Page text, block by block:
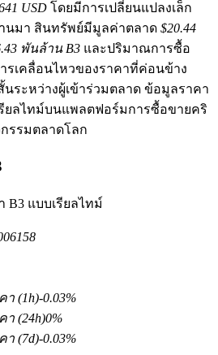
ล
กซ์ โลหะมีค่า และสินค้าโภคภัณฑ์
USD โดยมีการเปลี่ยนแปลงเล็ก
นมา สินทรัพย์มีมูลค่าตลาด $20.44
พันล้าน B3 และปริมาณการซื้อ
รเคลื่อนไหวของราคาที่ค่อนข้าง
นระหว่างผู้เข้าร่วมตลาด ข้อมูลราคา
รียลไทม์บนแพลตฟอร์มการซื้อขายคริ
รรมตลาดโลก
แบบเรียลไทม์
า (1h)-0.03%
า (24h)0%
า (7d)-0.03%